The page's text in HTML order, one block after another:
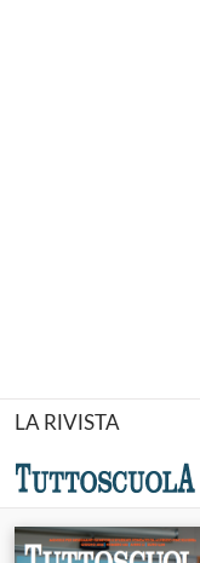
LA RIVISTA